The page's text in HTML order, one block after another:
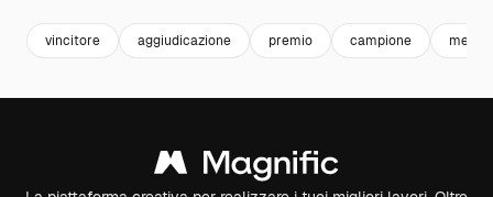
vincitore aggiudicazione premio campione